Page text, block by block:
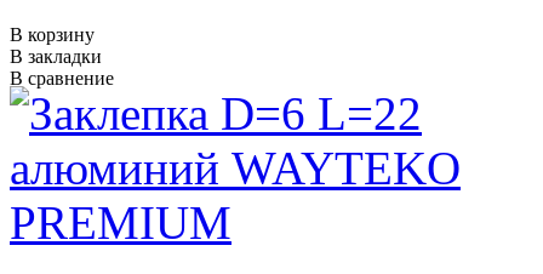
В корзину
В закладки
В сравнение